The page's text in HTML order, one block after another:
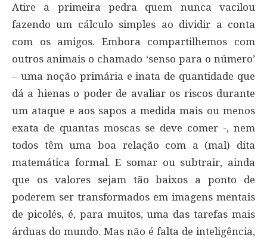
Atire a primeira pedra quem nunca vacilou
fazendo um cálculo simples ao dividir a conta
com os amigos. Embora compartilhemos com
outros animais o chamado ‘senso para o número’
– uma noção primária e inata de quantidade que
dá a hienas o poder de avaliar os riscos durante
um ataque e aos sapos a medida mais ou menos
exata de quantas moscas se deve comer -, nem
todos têm uma boa relação com a (mal) dita
matemática formal. E somar ou subtrair, ainda
que os valores sejam tão baixos a ponto de
poderem ser transformados em imagens mentais
de picolés, é, para muitos, uma das tarefas mais
árduas do mundo. Mas não é falta de inteligência,